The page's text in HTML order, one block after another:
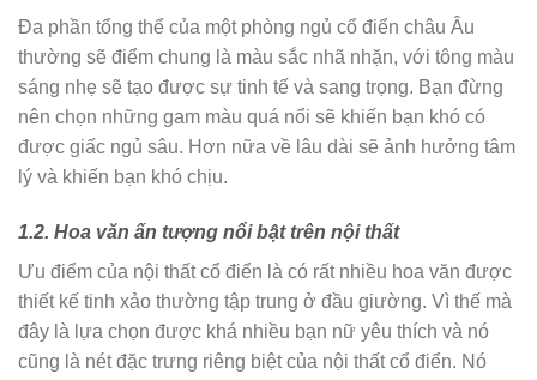
Đa phần tổng thể của một phòng ngủ cổ điển châu Âu
thường sẽ điểm chung là màu sắc nhã nhặn, với tông màu
sáng nhẹ sẽ tạo được sự tinh tế và sang trọng. Bạn đừng
nên chọn những gam màu quá nổi sẽ khiến bạn khó có
được giấc ngủ sâu. Hơn nữa về lâu dài sẽ ảnh hưởng tâm
lý và khiến bạn khó chịu.
1.2. Hoa văn ấn tượng nổi bật trên nội thất
Ưu điểm của nội thất cổ điển là có rất nhiều hoa văn được
thiết kế tinh xảo thường tập trung ở đầu giường. Vì thế mà
đây là lựa chọn được khá nhiều bạn nữ yêu thích và nó
cũng là nét đặc trưng riêng biệt của nội thất cổ điển. Nó